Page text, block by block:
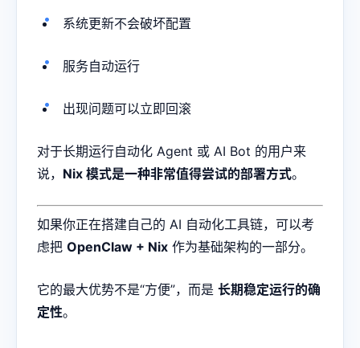
系统更新不会破坏配置
服务自动运行
出现问题可以立即回滚
对于长期运行自动化 Agent 或 AI Bot 的用户来
说， Nix 模式是一种非常值得尝试的部署方式。
如果你正在搭建自己的 AI 自动化工具链，可以考
虑把 OpenClaw + Nix 作为基础架构的一部分。
它的最大优势不是“方便”，而是 长期稳定运行的确
定性。